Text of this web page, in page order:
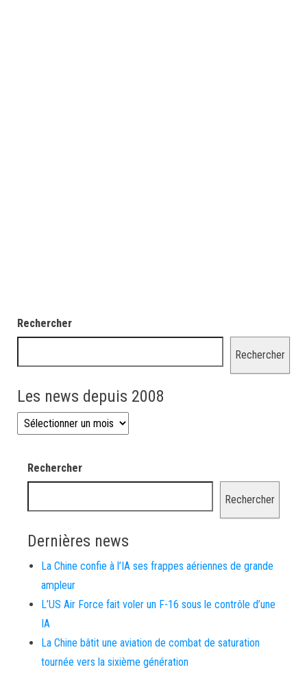
Rechercher
Rechercher
Les news depuis 2008
Les news depuis 2008
Rechercher
Rechercher
Dernières news
La Chine confie à l’IA ses frappes aériennes de grande
ampleur
L’US Air Force fait voler un F-16 sous le contrôle d’une
IA
La Chine bâtit une aviation de combat de saturation
tournée vers la sixième génération